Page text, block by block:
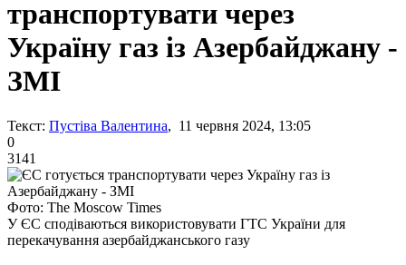
транспортувати через
Україну газ із Азербайджану -
ЗМІ
Текст: Пустіва Валентина, 11 червня 2024, 13:05
0
3141
Фото: The Moscow Times
У ЄС сподіваються використовувати ГТС України для
перекачування азербайджанського газу